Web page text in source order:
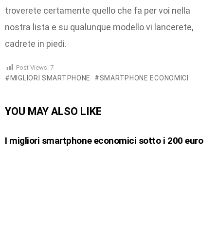
troverete certamente quello che fa per voi nella
nostra lista e su qualunque modello vi lancerete,
cadrete in piedi.
Post Views: 7
MIGLIORI SMARTPHONE SMARTPHONE ECONOMICI
YOU MAY ALSO LIKE
I migliori smartphone economici sotto i 200 euro